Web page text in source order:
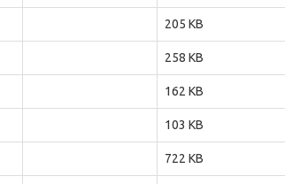
205 KB
258 KB
162 KB
103 KB
722 KB